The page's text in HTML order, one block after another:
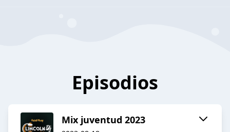
Episodios
Mix juventud 2023